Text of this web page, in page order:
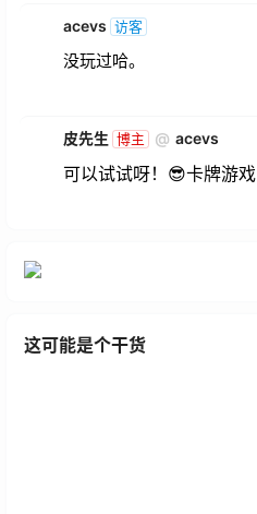
acevs 访客
没玩过哈。
皮先生 博主 @ acevs
可以试试呀！😎卡牌游戏
这可能是个干货